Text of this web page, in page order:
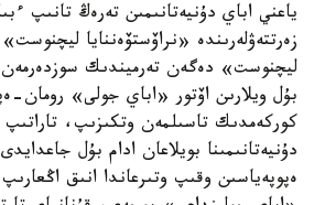
ياعني اباي دۇنيەتانىمىن تەرەڭ تانىپ
زەرتتەۋلەرىندە «نراۆستۆەننايا
ليچنوست» دەگەن تەرميندىك سوزدەرمەن
بۇل ويلارىن اۆتور «اباي جولى» رومان-
كوركەمدىك تاسىلمەن وتكىزىپ، تاراتىپ
دۇنيەتانىمىنا بويلاعان ادام بۇل
ەپوپەياسىن وقىپ وتىرعاندا انىق